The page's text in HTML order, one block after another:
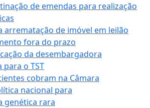
de emendas para realização
arrematação de imóvel em leilão
fora do prazo
da desembargadora
o TST
cobram na Câmara
nacional para
genética rara